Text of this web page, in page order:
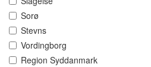
Sorø
Stevns
Vordingborg
Region Syddanmark